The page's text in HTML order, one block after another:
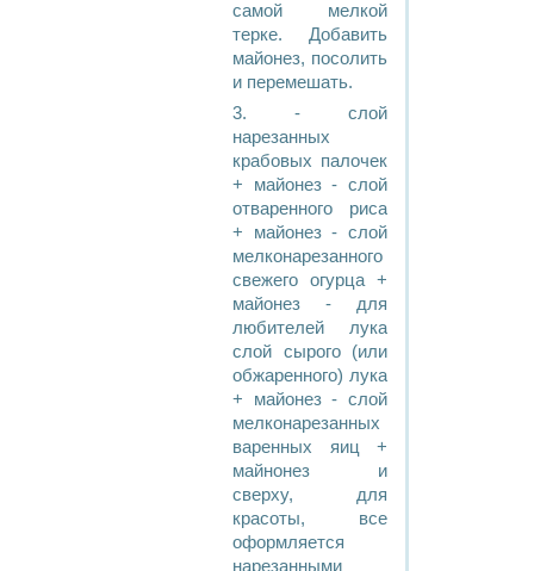
самой мелкой
терке. Добавить
майонез, посолить
и перемешать.
3. - слой
наpезанных
кpабовых палочек
+ майонез - слой
отваpенного pиса
+ майонез - слой
мелконаpезанного
свежего огуpца +
майонез - для
любителей лука
слой сыpого (или
обжаpенного) лука
+ майонез - слой
мелконаpезанных
ваpенных яиц +
майнонез и
свеpху, для
кpасоты, все
офоpмляется
наpезанными